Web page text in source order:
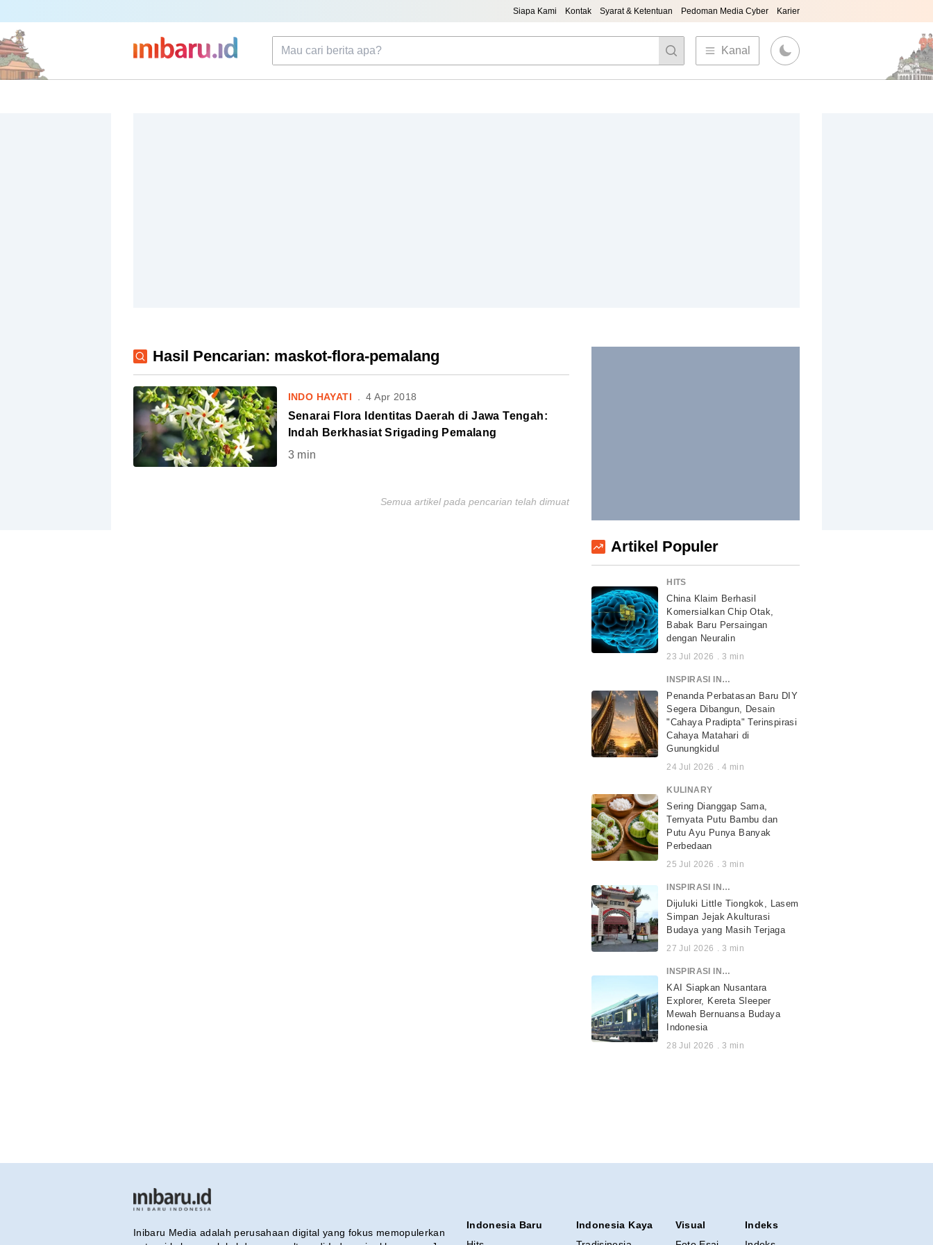
Siapa Kami Kontak Syarat & Ketentuan Pedoman Media Cyber Karier
Kanal
Hasil Pencarian: maskot-flora-pemalang
INDO HAYATI 4 Apr 2018
Senarai Flora Identitas Daerah di Jawa Tengah:
Indah Berkhasiat Srigading Pemalang
3min
Semua artikel pada pencarian telah dimuat
Artikel Populer
HITS
China Klaim Berhasil
Komersialkan Chip Otak,
Babak Baru Persaingan
dengan Neuralin
23 Jul 2026 . 3 min
INSPIRASI INDONESIA
Penanda Perbatasan Baru DIY
Segera Dibangun, Desain
"Cahaya Pradipta" Terinspirasi
Cahaya Matahari di
Gunungkidul
24 Jul 2026 . 4 min
KULINARY
Sering Dianggap Sama,
Ternyata Putu Bambu dan
Putu Ayu Punya Banyak
Perbedaan
25 Jul 2026 . 3 min
INSPIRASI INDONESIA
Dijuluki Little Tiongkok, Lasem
Simpan Jejak Akulturasi
Budaya yang Masih Terjaga
27 Jul 2026 . 3 min
INSPIRASI INDONESIA
KAI Siapkan Nusantara
Explorer, Kereta Sleeper
Mewah Bernuansa Budaya
Indonesia
28 Jul 2026 . 3 min
Inibaru Media adalah perusahaan digital yang fokus memopulerkan
Indonesia Baru
Indonesia Kaya
Visual
Indeks